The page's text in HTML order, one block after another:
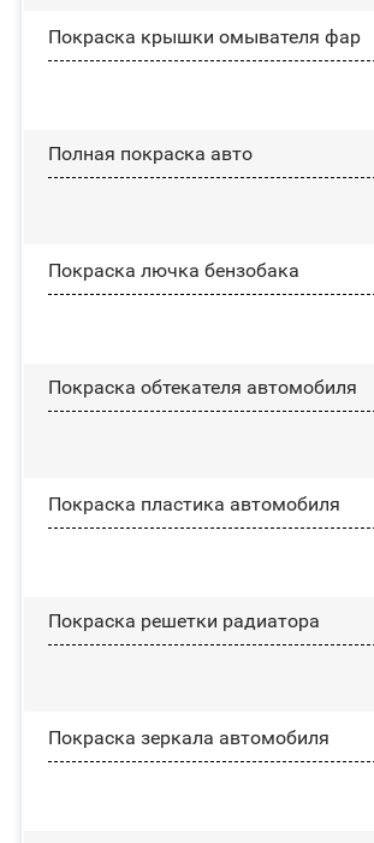
Покраска крышки омывателя фар
Полная покраска авто
Покраска лючка бензобака
Покраска обтекателя автомобиля
Покраска пластика автомобиля
Покраска решетки радиатора
Покраска зеркала автомобиля